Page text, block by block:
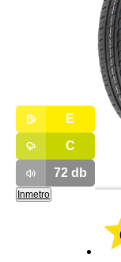
E
C
72db
Inmetro